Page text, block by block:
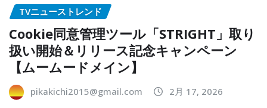
TVニューストレンド
Cookie同意管理ツール「STRIGHT」取り
扱い開始＆リリース記念キャンペーン
【ムームードメイン】
pikakichi2015@gmail.com 2月 17, 2026